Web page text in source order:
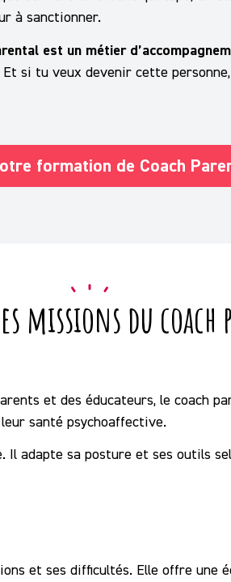
à sanctionner.
est un métier
si tu veux devenir cette
formation de Coach
missions du coach
et des éducateurs, le coach
santé psychoaffective.
adapte sa posture et ses outils
et ses difficultés. Elle offre une